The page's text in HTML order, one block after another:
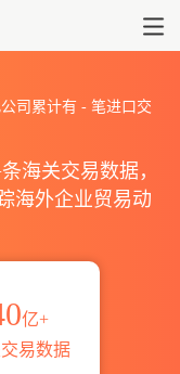
司累计有 - 笔进口交
海关交易数据，
海外企业贸易动
亿+
易数据